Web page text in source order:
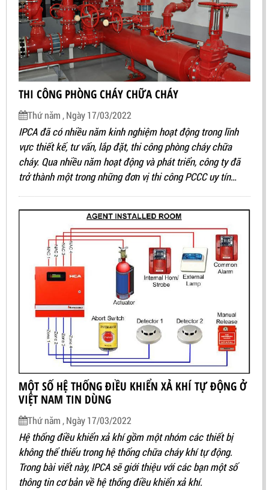
THI CÔNG PHÒNG CHÁY CHỮA CHÁY
Thứ năm , Ngày 17/03/2022
IPCA đã có nhiều năm kinh nghiệm hoạt động trong lĩnh
vực thiết kế, tư vấn, lắp đặt, thi công phòng cháy chữa
cháy. Qua nhiều năm hoạt động và phát triển, công ty đã
trở thành một trong những đơn vị thi công PCCC uy tín
MỘT SỐ HỆ THỐNG ĐIỀU KHIỂN XẢ KHÍ TỰ ĐỘNG Ở
VIỆT NAM TIN DÙNG
Thứ năm , Ngày 17/03/2022
Hệ thống điều khiển xả khí gồm một nhóm các thiết bị
không thể thiếu trong hệ thống chữa cháy khí tự động.
Trong bài viết này, IPCA sẽ giới thiệu với các bạn một số
thông tin cơ bản về hệ thống điều khiển xả khí.